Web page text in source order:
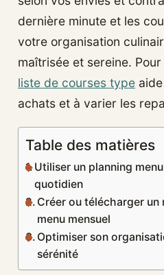
dernière minute et les
votre organisation
maîtrisée et sereine.
liste de courses type
achats et à varier les
Table des matières
Utiliser un planning
quotidien
Créer ou télécharger un
menu mensuel
Optimiser son
sérénité